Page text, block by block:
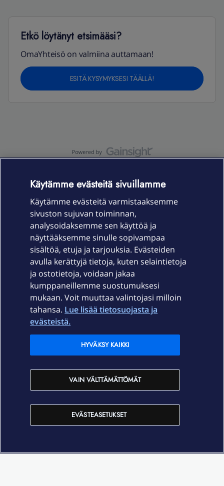
Etkö löytänyt etsimääsi?
OmaYhteisö on valmiina auttamaan!
ESITÄ KYSYMYKSESI TÄÄLLÄ!
Laitteet & liittymät
Palvelut
Ajankohtaista
Elisa Oyj
In English
Käytämme evästeitä sivuillamme
Käytämme evästeitä varmistaaksemme
sivuston sujuvan toiminnan,
analysoidaksemme sen käyttöä ja
näyttääksemme sinulle sopivampaa
sisältöä, etuja ja tarjouksia. Evästeiden
avulla kerättyjä tietoja, kuten selaintietoja
ja ostotietoja, voidaan jakaa
kumppaneillemme suostumuksesi
mukaan. Voit muuttaa valintojasi milloin
tahansa. Lue lisää tietosuojasta ja
evästeistä.
EVÄSTEASETUKSET
VAIN VÄLTTÄMÄTTÖMÄT
HYVÄKSY KAIKKI